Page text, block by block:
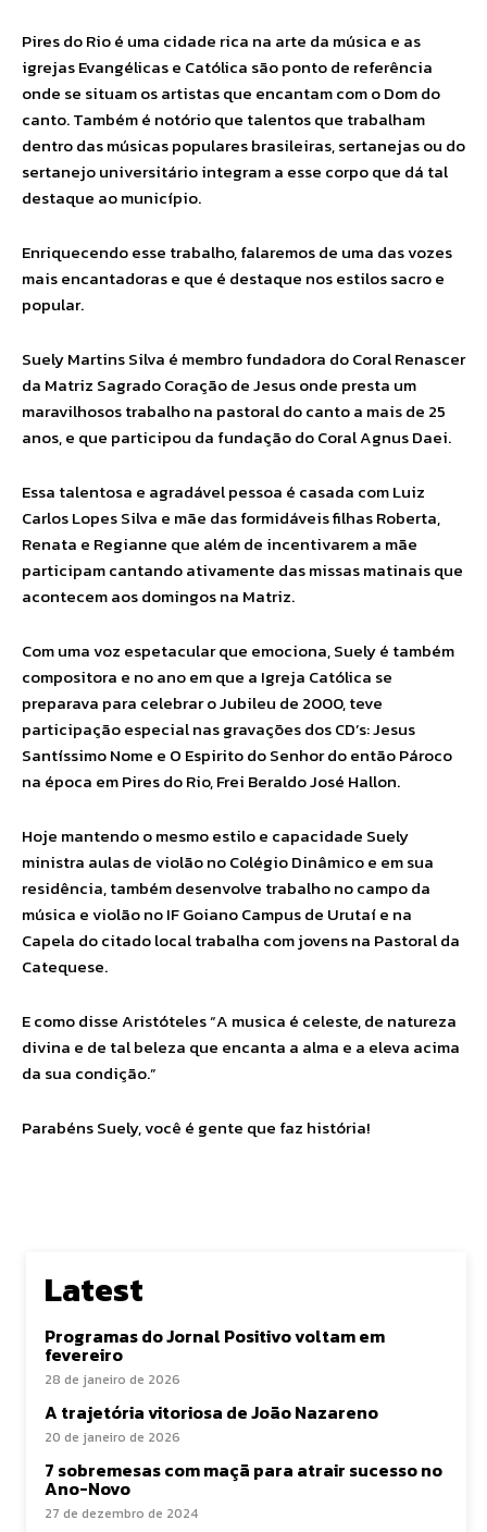
Pires do Rio é uma cidade rica na arte da música e as
igrejas Evangélicas e Católica são ponto de referência
onde se situam os artistas que encantam com o Dom do
canto. Também é notório que talentos que trabalham
dentro das músicas populares brasileiras, sertanejas ou do
sertanejo universitário integram a esse corpo que dá tal
destaque ao município.
Enriquecendo esse trabalho, falaremos de uma das vozes
mais encantadoras e que é destaque nos estilos sacro e
popular.
Suely Martins Silva é membro fundadora do Coral Renascer
da Matriz Sagrado Coração de Jesus onde presta um
maravilhosos trabalho na pastoral do canto a mais de 25
anos, e que participou da fundação do Coral Agnus Daei.
Essa talentosa e agradável pessoa é casada com Luiz
Carlos Lopes Silva e mãe das formidáveis filhas Roberta,
Renata e Regianne que além de incentivarem a mãe
participam cantando ativamente das missas matinais que
acontecem aos domingos na Matriz.
Com uma voz espetacular que emociona, Suely é também
compositora e no ano em que a Igreja Católica se
preparava para celebrar o Jubileu de 2000, teve
participação especial nas gravações dos CD’s: Jesus
Santíssimo Nome e O Espirito do Senhor do então Pároco
na época em Pires do Rio, Frei Beraldo José Hallon.
Hoje mantendo o mesmo estilo e capacidade Suely
ministra aulas de violão no Colégio Dinâmico e em sua
residência, também desenvolve trabalho no campo da
música e violão no IF Goiano Campus de Urutaí e na
Capela do citado local trabalha com jovens na Pastoral da
Catequese.
E como disse Aristóteles “A musica é celeste, de natureza
divina e de tal beleza que encanta a alma e a eleva acima
da sua condição.”
Parabéns Suely, você é gente que faz história!
Latest
Programas do Jornal Positivo voltam em
fevereiro
28 de janeiro de 2026
A trajetória vitoriosa de João Nazareno
20 de janeiro de 2026
7 sobremesas com maçã para atrair sucesso no
Ano-Novo
27 de dezembro de 2024